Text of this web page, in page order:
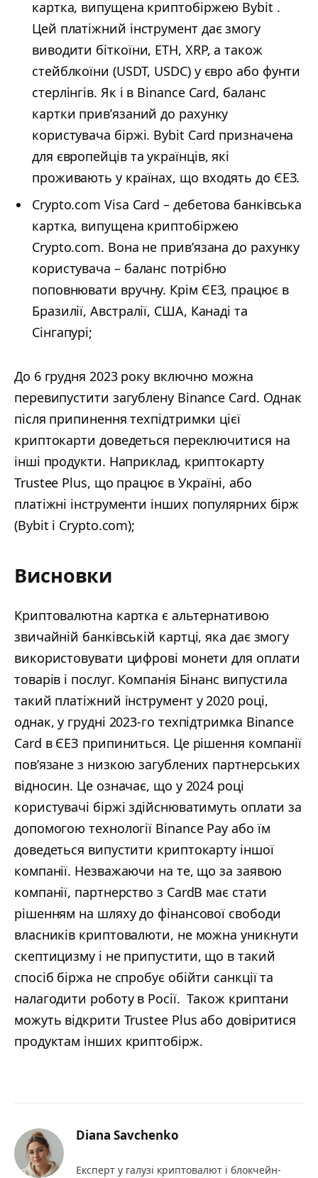
картка, випущена криптобіржею Bybit .
Цей платіжний інструмент дає змогу
виводити біткоїни, ЕТН, XRP, а також
стейблкоїни (USDT, USDC) у євро або фунти
стерлінгів. Як і в Binance Card, баланс
картки прив’язаний до рахунку
користувача біржі. Bybit Card призначена
для європейців та українців, які
проживають у країнах, що входять до ЄЕЗ.
Crypto.com Visa Card – дебетова банківська
картка, випущена криптобіржею
Crypto.com. Вона не прив’язана до рахунку
користувача – баланс потрібно
поповнювати вручну. Крім ЄЕЗ, працює в
Бразилії, Австралії, США, Канаді та
Сінгапурі;
До 6 грудня 2023 року включно можна
перевипустити загублену Binance Card. Однак
після припинення техпідтримки цієї
криптокарти доведеться переключитися на
інші продукти. Наприклад, криптокарту
Trustee Plus, що працює в Україні, або
платіжні інструменти інших популярних бірж
(Bybit і Crypto.com);
Висновки
Криптовалютна картка є альтернативою
звичайній банківській картці, яка дає змогу
використовувати цифрові монети для оплати
товарів і послуг. Компанія Бінанс випустила
такий платіжний інструмент у 2020 році,
однак, у грудні 2023-го техпідтримка Binance
Card в ЄЕЗ припиниться. Це рішення компанії
пов’язане з низкою загублених партнерських
відносин. Це означає, що у 2024 році
користувачі біржі здійснюватимуть оплати за
допомогою технології Binance Pay або їм
доведеться випустити криптокарту іншої
компанії. Незважаючи на те, що за заявою
компанії, партнерство з CardB має стати
рішенням на шляху до фінансової свободи
власників криптовалюти, не можна уникнути
скептицизму і не припустити, що в такий
спосіб біржа не спробує обійти санкції та
налагодити роботу в Росії. Також криптани
можуть відкрити Trustee Plus або довіритися
продуктам інших криптобірж.
Diana Savchenko
Експерт у галузі криптовалют і блокчейн-